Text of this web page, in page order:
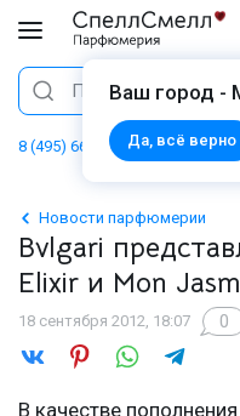
Ваш город -
Да, всё верно
Поиск
8 (495) 668 06 02
Новости парфюмерии
Bvlgari
Elixir и Mon
18 сентября 2012, 18:07 0
В качестве